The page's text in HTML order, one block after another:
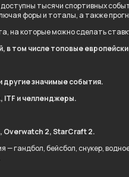
тысячи спортивных
форы и тоталы, а также
на которые можно сделать
в том числе топовые
другие значимые события.
ITF и челленджеры.
Overwatch 2, StarCraft 2.
— гандбол, бейсбол, снукер,